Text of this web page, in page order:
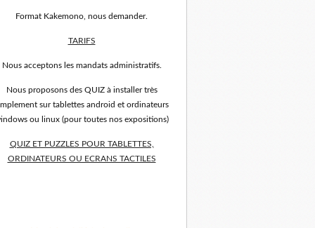
Format Kakemono, nous demander.
TARIFS
Nous acceptons les mandats administratifs.
Nous proposons des QUIZ à installer très
sur tablettes android et ordinateurs
ou linux (pour toutes nos expositions)
QUIZ ET PUZZLES POUR TABLETTES,
ORDINATEURS OU ECRANS TACTILES